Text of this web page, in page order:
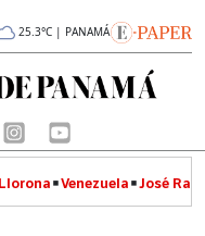
25.3°C | PANAMÁ
Venezuela José